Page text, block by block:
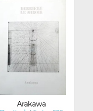
Arakawa